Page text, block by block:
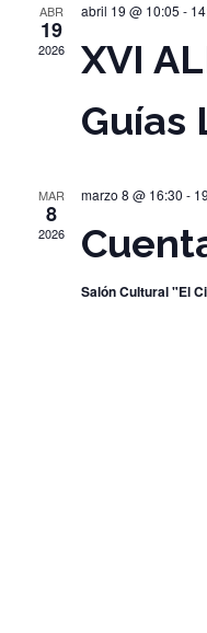
ABR
19
2026
abril 19 @ 10:05 -
XVI
Guías
MAR
8
2026
marzo 8 @ 16:30 -
Salón Cultural "El